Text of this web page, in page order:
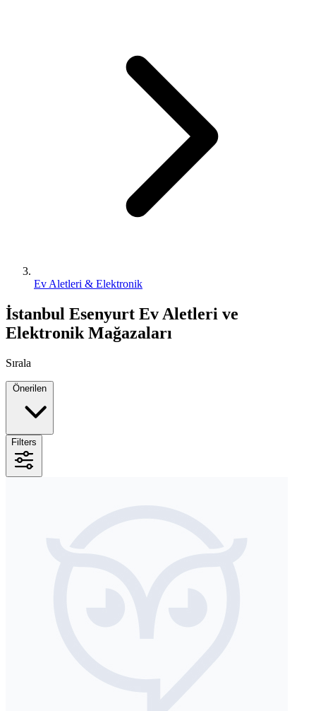
Ev Aletleri & Elektronik
İstanbul Esenyurt Ev Aletleri ve
Elektronik Mağazaları
Sırala
Filters